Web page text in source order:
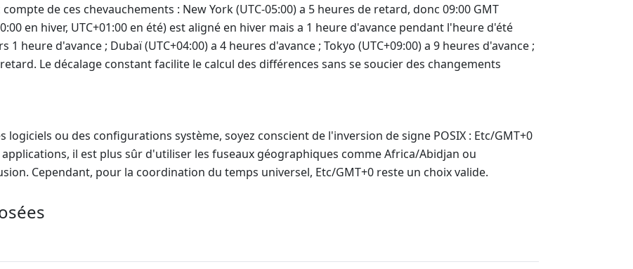
de ces chevauchements : New York (UTC-05:00) a 5 heures de retard, donc 09:00 GMT
en hiver, UTC+01:00 en été) est aligné en hiver mais a 1 heure d'avance pendant l'heure d'été
heure d'avance ; Dubaï (UTC+04:00) a 4 heures d'avance ; Tokyo (UTC+09:00) a 9 heures d'avance ;
Le décalage constant facilite le calcul des différences sans se soucier des changements
logiciels ou des configurations système, soyez conscient de l'inversion de signe POSIX : Etc/GMT+0
il est plus sûr d'utiliser les fuseaux géographiques comme Africa/Abidjan ou
Cependant, pour la coordination du temps universel, Etc/GMT+0 reste un choix valide.